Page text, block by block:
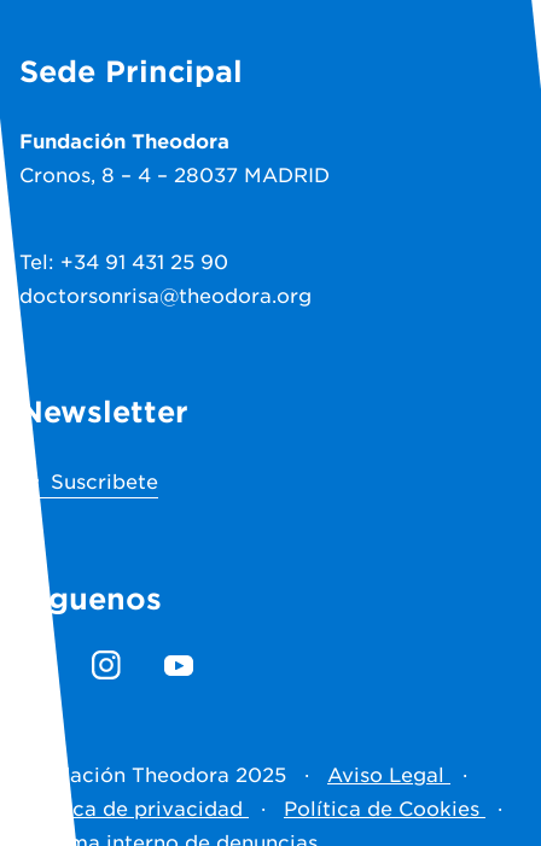
Sede Principal
Fundación Theodora
Cronos, 8 – 4 – 28037 MADRID
Tel: +34 91 431 25 90
doctorsonrisa@theodora.org
Newsletter
Suscribete
Síguenos
Fundación Theodora 2025 · Aviso Legal
·
Política de privacidad
· Política de Cookies
·